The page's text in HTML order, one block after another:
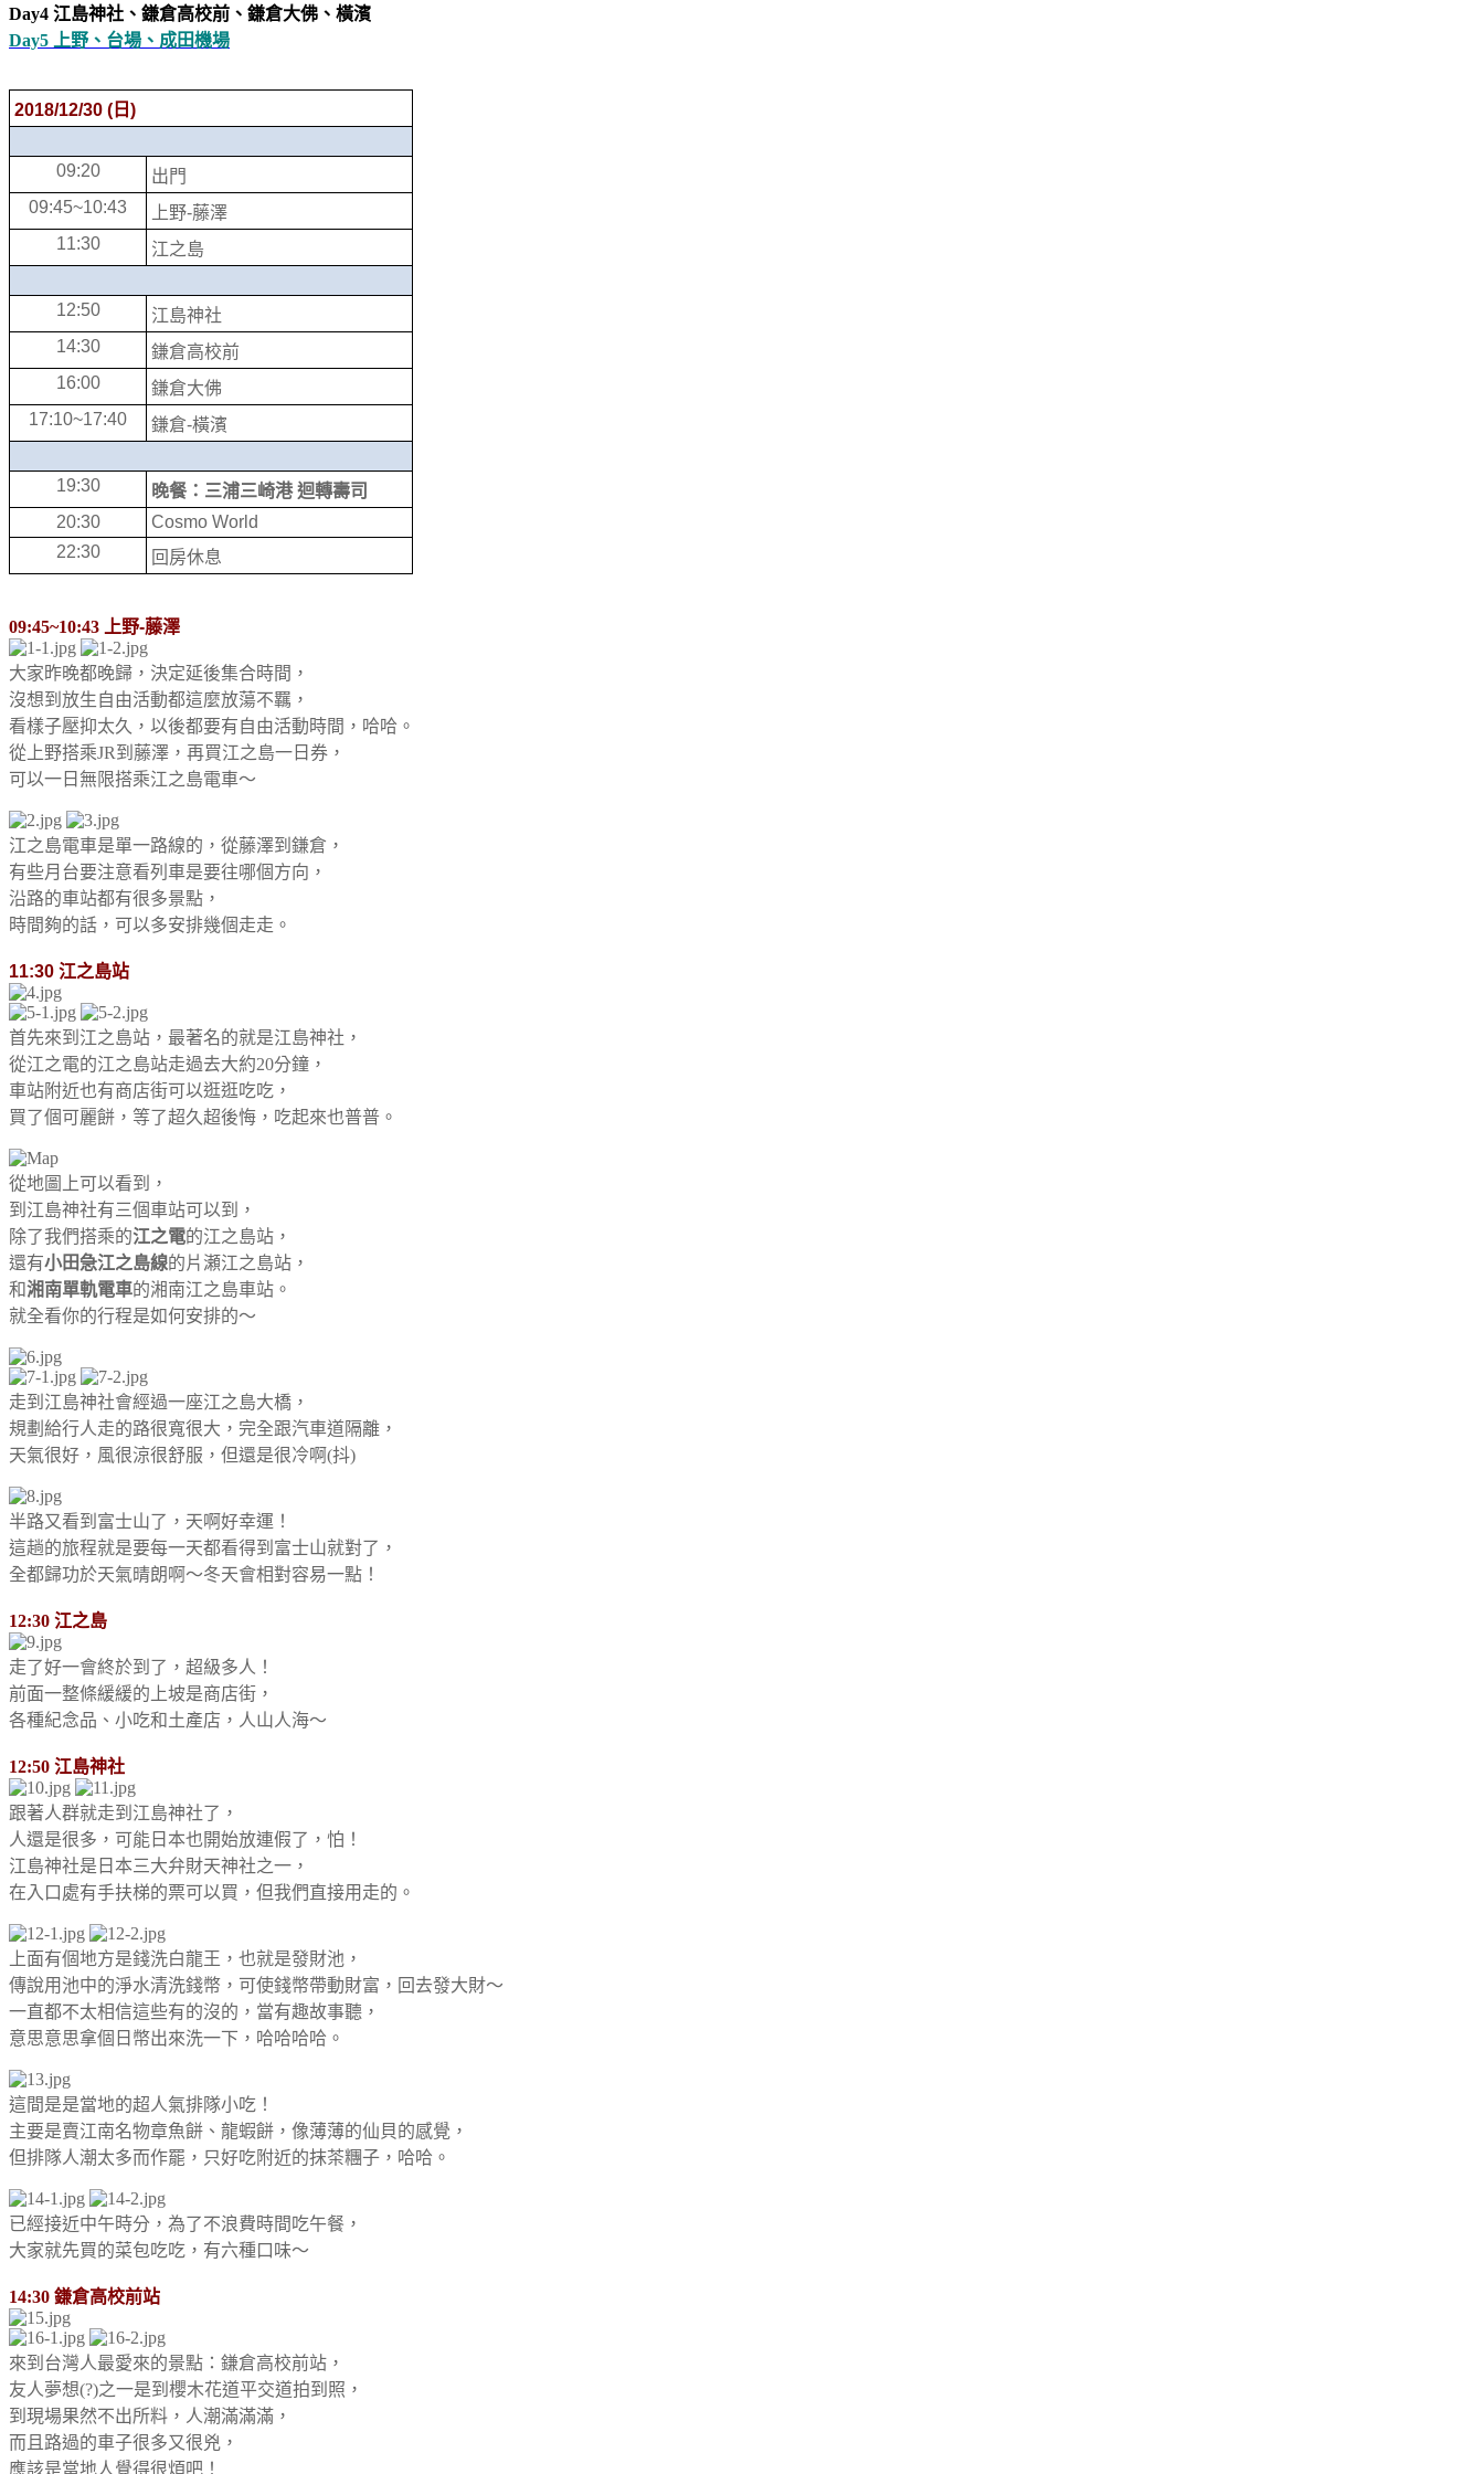
Day4 江島神社、鎌倉高校前、鎌倉大佛、橫濱
Day5 上野、台場、成田機場
2018/12/30 ( 日 )
09:20
出門
09:45~10:43
上野-藤澤
11:30
江之島
12:50
江島神社
14:30
鎌倉高校前
16:00
鎌倉大佛
17:10~17:40
鎌倉-橫濱
19:30
晚餐：三浦三崎港 迴轉壽司
20:30
Cosmo World
22:30
回房休息
09:45~10:43 上野-藤澤
大家昨晚都晚歸，決定延後集合時間，
沒想到放生自由活動都這麼放蕩不羈，
看樣子壓抑太久，以後都要有自由活動時間，哈哈。
從上野搭乘JR到藤澤，再買江之島一日券，
可以一日無限搭乘江之島電車～
江之島電車是單一路線的，從藤澤到鎌倉，
有些月台要注意看列車是要往哪個方向，
沿路的車站都有很多景點，
時間夠的話，可以多安排幾個走走。
11:30 江之島站
首先來到江之島站，最著名的就是江島神社，
從江之電的江之島站走過去大約20分鐘，
車站附近也有商店街可以逛逛吃吃，
買了個可麗餅，等了超久超後悔，吃起來也普普。
從地圖上可以看到，
到江島神社有三個車站可以到，
除了我們搭乘的江之電的江之島站，
還有小田急江之島線的片瀬江之島站，
和湘南單軌電車的湘南江之島車站。
就全看你的行程是如何安排的～
走到江島神社會經過一座江之島大橋，
規劃給行人走的路很寬很大，完全跟汽車道隔離，
天氣很好，風很涼很舒服，但還是很冷啊(抖)
半路又看到富士山了，天啊好幸運！
這趟的旅程就是要每一天都看得到富士山就對了，
全都歸功於天氣晴朗啊～冬天會相對容易一點！
12:30 江之島
走了好一會終於到了，超級多人！
前面一整條緩緩的上坡是商店街，
各種紀念品、小吃和土產店，人山人海～
12:50 江島神社
跟著人群就走到江島神社了，
人還是很多，可能日本也開始放連假了，怕！
江島神社是日本三大弁財天神社之一，
在入口處有手扶梯的票可以買，但我們直接用走的。
上面有個地方是錢洗白龍王，也就是發財池，
傳說用池中的淨水清洗錢幣，可使錢幣帶動財富，回去發大財～
一直都不太相信這些有的沒的，當有趣故事聽，
意思意思拿個日幣出來洗一下，哈哈哈哈。
這間是是當地的超人氣排隊小吃！
主要是賣江南名物章魚餅、龍蝦餅，像薄薄的仙貝的感覺，
但排隊人潮太多而作罷，只好吃附近的抹茶糰子，哈哈。
已經接近中午時分，為了不浪費時間吃午餐，
大家就先買的菜包吃吃，有六種口味～
14:30 鎌倉高校前站
來到台灣人最愛來的景點：鎌倉高校前站，
友人夢想(?)之一是到櫻木花道平交道拍到照，
到現場果然不出所料，人潮滿滿滿，
而且路過的車子很多又很兇，
應該是當地人覺得很煩吧！